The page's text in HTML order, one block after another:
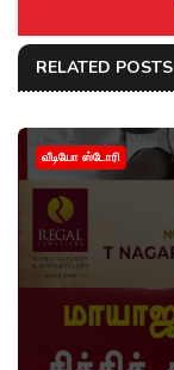
RELATED POSTS
வீடியோ ஸ்டோரி